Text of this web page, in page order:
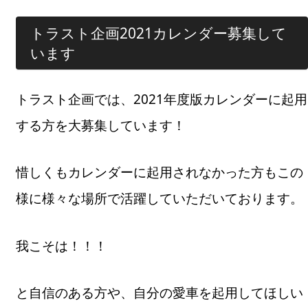
トラスト企画2021カレンダー募集して
います
トラスト企画では、2021年度版カレンダーに起用
する方を大募集しています！
惜しくもカレンダーに起用されなかった方もこの
様に様々な場所で活躍していただいております。
我こそは！！！
と自信のある方や、自分の愛車を起用してほしい